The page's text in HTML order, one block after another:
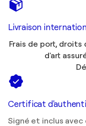
Livraison
Frais de port,
d'art
Certificat
Signé et inclus